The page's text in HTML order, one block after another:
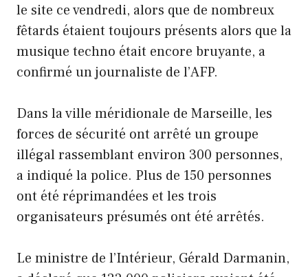
le site ce vendredi, alors que de nombreux
fêtards étaient toujours présents alors que la
musique techno était encore bruyante, a
confirmé un journaliste de l’AFP.
Dans la ville méridionale de Marseille, les
forces de sécurité ont arrêté un groupe
illégal rassemblant environ 300 personnes,
a indiqué la police. Plus de 150 personnes
ont été réprimandées et les trois
organisateurs présumés ont été arrêtés.
Le ministre de l’Intérieur, Gérald Darmanin,